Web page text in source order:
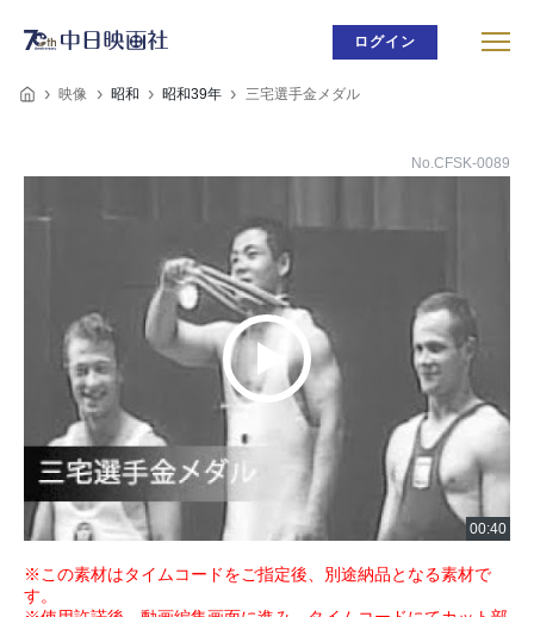
ログイン
映像 昭和 昭和39年 三宅選手金メダル
No.CFSK-0089
※この素材はタイムコードをご指定後、別途納品となる素材で
す。